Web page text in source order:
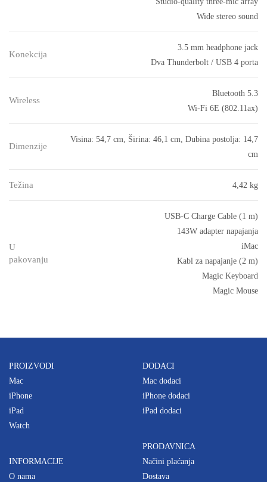
Wide stereo sound
Konekcija
3.5 mm headphone jack
Dva Thunderbolt / USB 4 porta
Wireless
Bluetooth 5.3
Wi-Fi 6E (802.11ax)
Dimenzije
Visina: 54,7 cm, Širina: 46,1 cm, Dubina postolja: 14,7
cm
Težina 4,42 kg
U
pakovanju
USB-C Charge Cable (1 m)
143W adapter napajanja
iMac
Kabl za napajanje (2 m)
Magic Keyboard
Magic Mouse
PROIZVODI
Mac
iPhone
iPad
Watch
INFORMACIJE
O nama
DODACI
Mac dodaci
iPhone dodaci
iPad dodaci
PRODAVNICA
Načini plaćanja
Dostava